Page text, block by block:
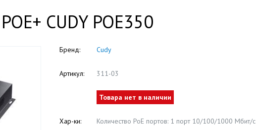
CUDY POE350
Бренд: Cudy
Артикул: 311-03
Товара нет в наличии
Хар-ки: Количество PoE портов: 1 порт 10/100/1000 Мбит/с